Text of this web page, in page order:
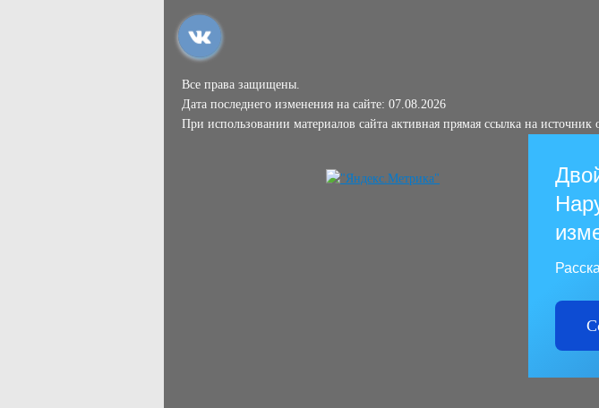
Все права защищены.
Дата последнего изменения на сайте: 07.08.2026
При использовании материалов сайта активная прямая ссылка на источник